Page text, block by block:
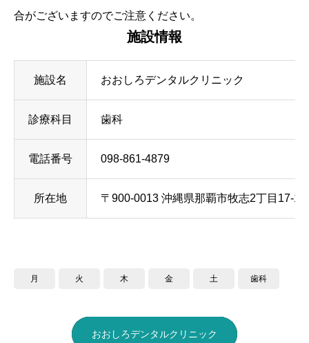
合がございますのでご注意ください。
施設情報
施設名 おおしろデンタルクリニック
診療科目 歯科
電話番号 098-861-4879
所在地 〒900-0013 沖縄県那覇市牧志2丁目17-15
月 火 木 金 土 歯科
おおしろデンタルクリニック